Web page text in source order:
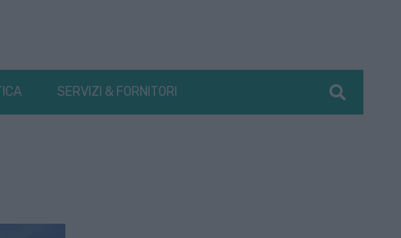
SERVIZI & FORNITORI